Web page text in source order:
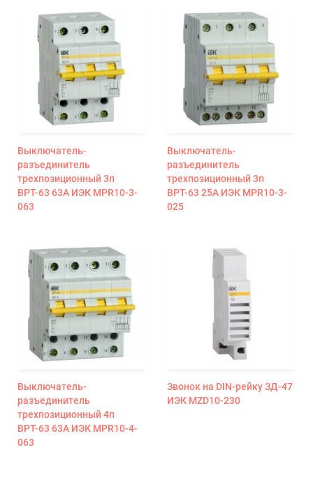
Выключатель-
разъединитель
трехпозиционный 3п
ВРТ-63 63А ИЭК MPR10-3-
063
Выключатель-
разъединитель
трехпозиционный 3п
ВРТ-63 25А ИЭК MPR10-3-
025
Выключатель-
разъединитель
трехпозиционный 4п
ВРТ-63 63А ИЭК MPR10-4-
063
Звонок на DIN-рейку ЗД-47
ИЭК MZD10-230